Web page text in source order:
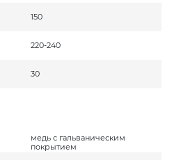
150
220-240
30
медь с гальваническим
покрытием